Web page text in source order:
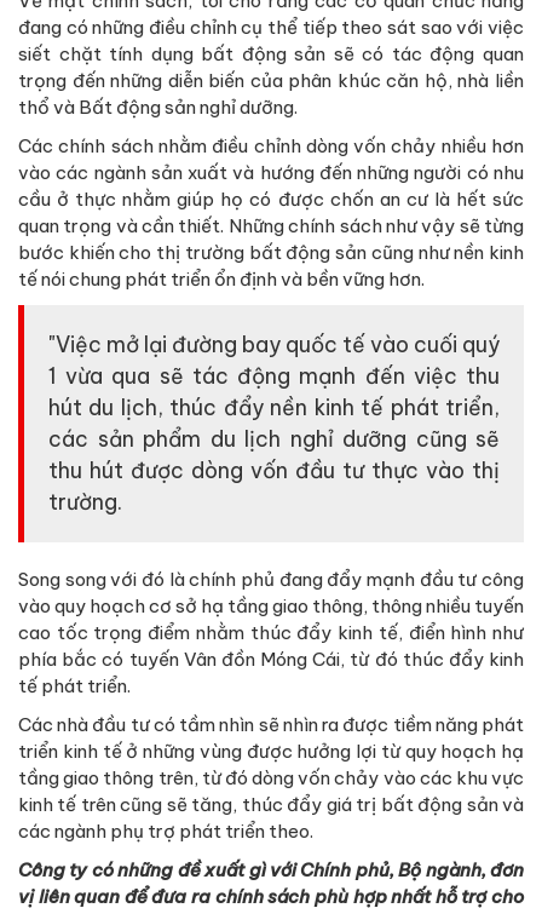
đang có những điều chỉnh cụ thể tiếp theo sát sao với việc
siết chặt tính dụng bất động sản sẽ có tác động quan
trọng đến những diễn biến của phân khúc căn hộ, nhà liền
thổ và Bất động sản nghỉ dưỡng.
Các chính sách nhằm điều chỉnh dòng vốn chảy nhiều hơn
vào các ngành sản xuất và hướng đến những người có nhu
cầu ở thực nhằm giúp họ có được chốn an cư là hết sức
quan trọng và cần thiết. Những chính sách như vậy sẽ từng
bước khiến cho thị trường bất động sản cũng như nền kinh
tế nói chung phát triển ổn định và bền vững hơn.
"Việc mở lại đường bay quốc tế vào cuối quý
1 vừa qua sẽ tác động mạnh đến việc thu
hút du lịch, thúc đẩy nền kinh tế phát triển,
các sản phẩm du lịch nghỉ dưỡng cũng sẽ
thu hút được dòng vốn đầu tư thực vào thị
trường.
Song song với đó là chính phủ đang đẩy mạnh đầu tư công
vào quy hoạch cơ sở hạ tầng giao thông, thông nhiều tuyến
cao tốc trọng điểm nhằm thúc đẩy kinh tế, điển hình như
phía bắc có tuyến Vân đồn Móng Cái, từ đó thúc đẩy kinh
tế phát triển.
Các nhà đầu tư có tầm nhìn sẽ nhìn ra được tiềm năng phát
triển kinh tế ở những vùng được hưởng lợi từ quy hoạch hạ
tầng giao thông trên, từ đó dòng vốn chảy vào các khu vực
kinh tế trên cũng sẽ tăng, thúc đẩy giá trị bất động sản và
các ngành phụ trợ phát triển theo.
Công ty có những đề xuất gì với Chính phủ, Bộ ngành, đơn
vị liên quan để đưa ra chính sách phù hợp nhất hỗ trợ cho